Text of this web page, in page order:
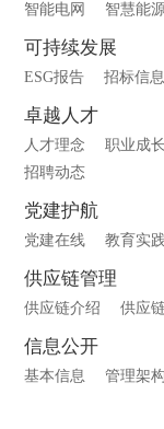
智能电网 智慧能
可持续发展
ESG报告 招标信息
卓越人才
人才理念 职业成长
招聘动态
党建护航
党建在线 教育实
供应链管理
供应链介绍 供应
信息公开
基本信息 管理架构